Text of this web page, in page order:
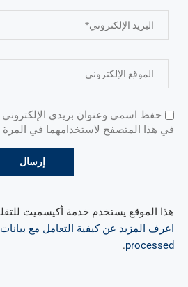
حفظ اسمي وعنوان بريدي
في هذا المتصفح لاستخدامهما في المرة
هذا الموقع يستخدم خدمة أكيسميت
اعرف المزيد عن كيفية التعامل مع
processed
.